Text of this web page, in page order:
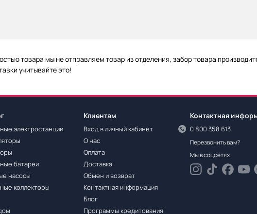
товара мы не отправляем товар из отделения, забор товара
учитывайте это!
электростанции
батареи
насосы
коллекторы
Клиентам
Вход в личный кабинет
О нас
Оплата
Доставка
Обмен и возврат
Контактная информация
Блог
Программы кредитования
Контактная
0 800 358 613
Перезвонить вам?
Мы в соцсетях